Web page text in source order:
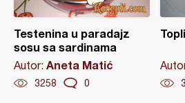
Testenina u paradajz
sosu sa sardinama
Autor: Aneta Matić
3258 0